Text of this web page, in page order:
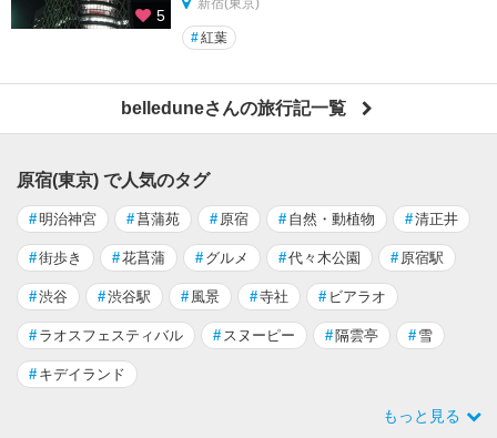
5
新宿(東京)
#紅葉
belleduneさんの旅行記一覧
原宿(東京) で人気のタグ
#明治神宮 #菖蒲苑 # 原宿 # 自然・動植物 #清正井
#街歩き #花菖蒲 # グルメ #代々木公園 # 原宿駅
#渋谷 #渋谷駅 # 風景 #寺社 # ビアラオ
# ラオスフェスティバル # スヌーピー # 隔雲亭 # 雪
# キデイランド
もっと見る